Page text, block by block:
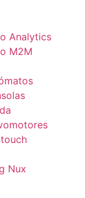
Analytics
M2M
Nux